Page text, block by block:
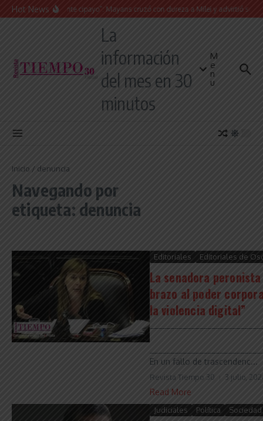
Saltar al contenido
Hot News“Presidente cipayo”: Mayans cruzó con dureza a Milei y advirtió sobre
La
información
del mes en 30
minutos
M
e
n
u
Inicio / denuncia
Navegando por
etiqueta: denuncia
Editoriales Editoriales de
La senadora
brazo al poder
la violencia digital”
En un fallo de trascendenc...
Revista Tiempo 30 3 julio,
Read More
Judiciales Política Sociedad